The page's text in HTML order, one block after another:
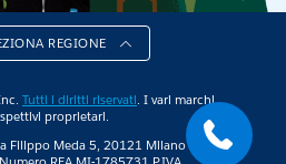
REGIONE
Tutti i diritti riservati. I vari marchi
proprietari.
Filippo Meda 5, 20121 Milano (MI)